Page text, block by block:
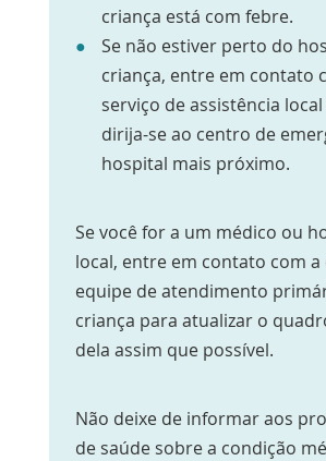
criança está com febre.
Se não estiver perto do
criança, entre em contato
serviço de assistência
dirija-se ao centro de
hospital mais próximo.
Se você for a um médico ou
local, entre em contato com a
equipe de atendimento
criança para atualizar o
dela assim que possível.
Não deixe de informar aos
de saúde sobre a condição